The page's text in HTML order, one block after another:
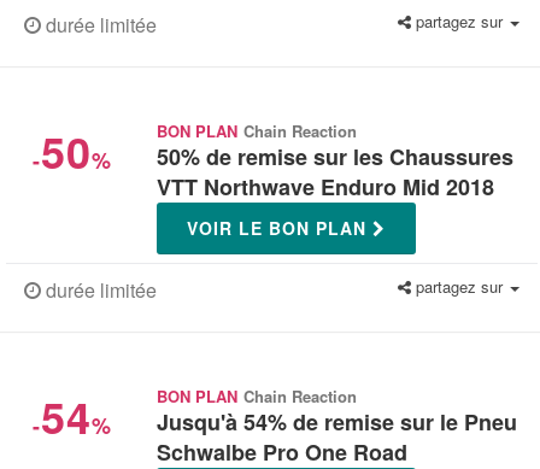
durée limitée partagez sur
-50%
BON PLAN Chain Reaction
50% de remise sur les Chaussures
VTT Northwave Enduro Mid 2018
VOIR LE BON PLAN
durée limitée partagez sur
-54%
BON PLAN Chain Reaction
Jusqu'à 54% de remise sur le Pneu
Schwalbe Pro One Road